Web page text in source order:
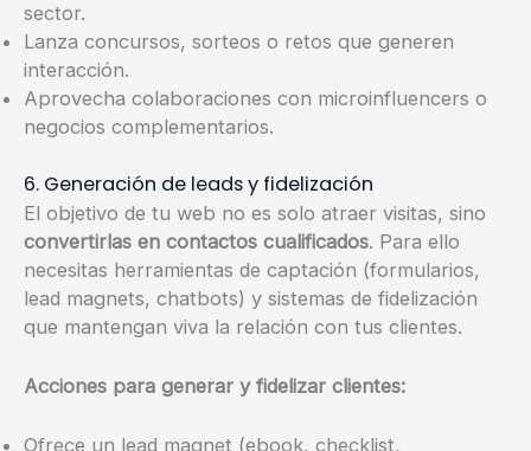
sector.
Lanza concursos, sorteos o retos que generen
interacción.
Aprovecha colaboraciones con microinfluencers o
negocios complementarios.
6. Generación de leads y fidelización
El objetivo de tu web no es solo atraer visitas, sino
convertirlas en contactos cualificados. Para ello
necesitas herramientas de captación (formularios,
lead magnets, chatbots) y sistemas de fidelización
que mantengan viva la relación con tus clientes.
Acciones para generar y fidelizar clientes:
Ofrece un lead magnet (ebook, checklist,